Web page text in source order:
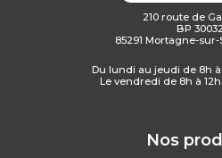
210 route de
BP 30032
85291 Mortagne-sur-
Du lundi au jeudi de 8h à
Le vendredi de 8h à 12h
Nos